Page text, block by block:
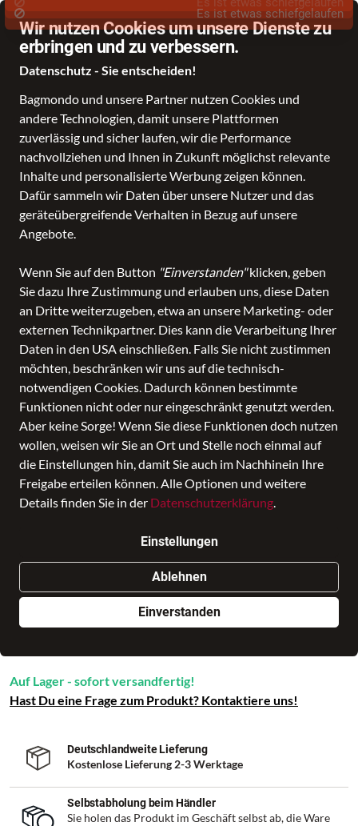
Wir nutzen Cookies um unsere Dienste zu
erbringen und zu verbessern.
Datenschutz - Sie entscheiden!
Bagmondo und unsere Partner nutzen Cookies und
andere Technologien, damit unsere Plattformen
zuverlässig und sicher laufen, wir die Performance
nachvollziehen und Ihnen in Zukunft möglichst relevante
Inhalte und personalisierte Werbung zeigen können.
Dafür sammeln wir Daten über unsere Nutzer und das
geräteübergreifende Verhalten in Bezug auf unsere
Angebote.
Wenn Sie auf den Button "Einverstanden"klicken, geben
Sie dazu Ihre Zustimmung und erlauben uns, diese Daten
an Dritte weiterzugeben, etwa an unsere Marketing- oder
externen Technikpartner. Dies kann die Verarbeitung Ihrer
Daten in den USA einschließen. Falls Sie nicht zustimmen
möchten, beschränken wir uns auf die technisch-
notwendigen Cookies. Dadurch können bestimmte
Funktionen nicht oder nur eingeschränkt genutzt werden.
Aber keine Sorge! Wenn Sie diese Funktionen doch nutzen
wollen, weisen wir Sie an Ort und Stelle noch einmal auf
die Einstellungen hin, damit Sie auch im Nachhinein Ihre
Freigabe erteilen können. Alle Optionen und weitere
Details finden Sie in der Datenschutzerklärung.
Einstellungen
Ablehnen
Einverstanden
Schule Reise Business Freizeit Fashion & Lifestyle
ARVA Business Tasche Malt
inkl. MwSt., Versand
Nur noch weniger als 3 Artikel im Geschäft vorhanden.
Auf Lager - sofort versandfertig!
Hast Du eine Frage zum Produkt? Kontaktiere uns!
Deutschlandweite Lieferung
Kostenlose Lieferung 2-3 Werktage
Selbstabholung beim Händler
Sie holen das Produkt im Geschäft selbst ab, die Ware